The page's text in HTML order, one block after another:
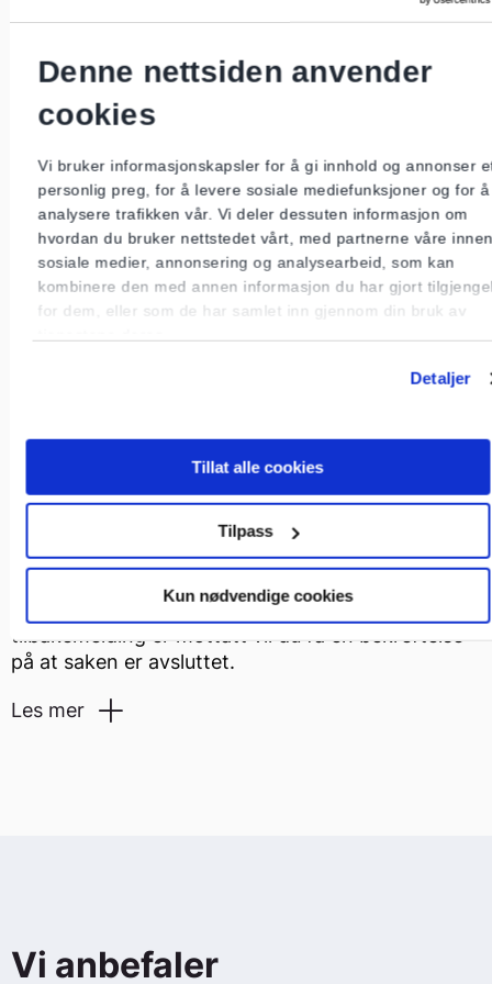
Denne nettsiden anvender
cookies
Vi bruker informasjonskapsler for å gi innhold og annonser
personlig preg, for å levere sosiale mediefunksjoner og for å
analysere trafikken vår. Vi deler dessuten informasjon om
hvordan du bruker nettstedet vårt, med partnerne våre innen
sosiale medier, annonsering og analysearbeid, som kan
kombinere den med annen informasjon du har gjort
for dem, eller som de har samlet inn gjennom din bruk av
Detaljer
Tillat alle cookies
Tilpass
Kun nødvendige cookies
defekt materiell
skjøteledninger
Tilsynspersonellet må ha tilgang til alle deler av
boligen med mindre det er spesielle forhold som
skulle tilsi noe annet. Det er derfor viktig at eieren
også har sørget for tilgang til eventuelle hybler
eller utleieleiligheter som hører til boligen.
Normalt tar det 30-60 minutter, men beregne
Feil eller mangler må normalt rettes av en
registrert installasjonsvirksomhet og innen en gitt
frist. Når feil og mangler er rettet skal
installasjonsvirksomheten sende melding om
har utført kontrollen. Etter at tilfredsstillende
tilbakemelding er mottatt vil du få en bekreftelse
på at saken er avsluttet.
Les mer
Frist for å rette feil eller mangler
Vi anbefaler